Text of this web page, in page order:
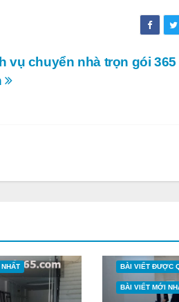
vụ chuyển nhà trọn gói
BÀI VIẾT ĐƯỢC
BÀI VIẾT MỚI